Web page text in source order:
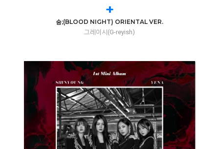
+
숨;(BLOOD NIGHT) ORIENTAL VER.
그레이시(G-reyish)